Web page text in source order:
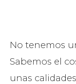
No tenemos
Sabemos el
unas